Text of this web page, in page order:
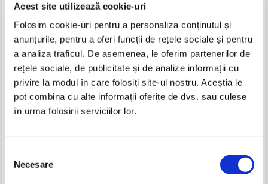
Acest site utilizează cookie-uri
Folosim cookie-uri pentru a personaliza conținutul și
anunțurile, pentru a oferi funcții de rețele sociale și pentru
a analiza traficul. De asemenea, le oferim partenerilor de
rețele sociale, de publicitate și de analize informații cu
privire la modul în care folosiți site-ul nostru. Aceștia le
pot combina cu alte informații oferite de dvs. sau culese
în urma folosirii serviciilor lor.
consimțământului
Necesare
Gillian Shields - Immortal
25,00Lei 12,50
Adaugă în coș
Robert Ludlum - Suprematia lui
Bourne
Lei
Adaugă în coș